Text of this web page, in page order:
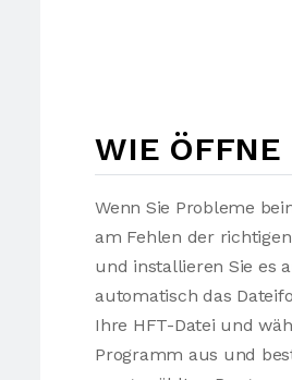
WIE ÖFFNE
Wenn Sie Probleme
am Fehlen der
und installieren Sie es
automatisch das
Ihre HFT-Datei und
Programm aus und